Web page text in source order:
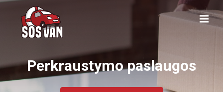
Perkraustymo paslaugos